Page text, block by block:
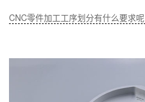
CNC零件加工工序划分有什么要求呢